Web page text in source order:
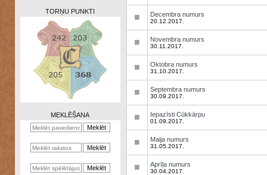
Zināšanu
kalkulators
TORŅU PUNKTI
MEKLĒŠANA
■ Decembra numurs
20.12.2017.
■ Novembra numurs
30.11.2017.
■ Oktobra numurs
31.10.2017.
■ Septembra numurs
30.09.2017.
■ Iepazīsti Cūkkārpu
01.09.2017.
■ Maija numurs
31.05.2017.
■ Aprīļa numurs
30.04.2017.